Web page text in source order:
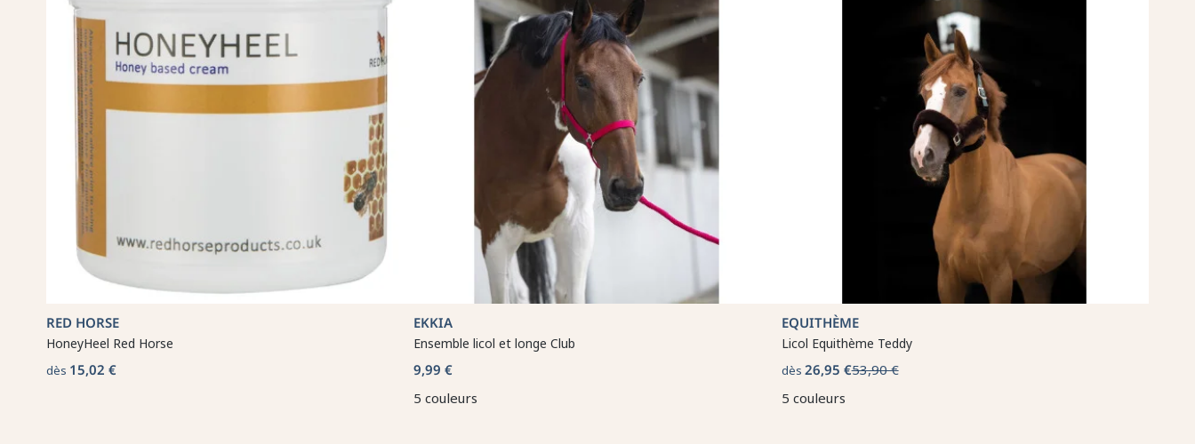
RED HORSE
HoneyHeel Red Horse
dès 15,02 €
EKKIA
Ensemble licol et longe Club
9,99 €
5 couleurs
EQUITHÈME
Licol Equithème Teddy
dès 26,95 €53,90 €
5 couleurs